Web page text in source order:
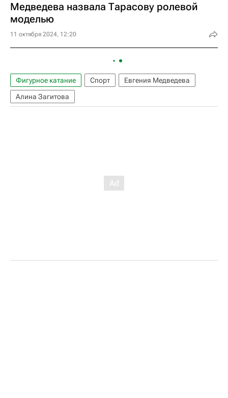
Медведева назвала Тарасову ролевой
моделью
11 октября 2024, 12:20
Фигурное катание Спорт
Евгения Медведева
Алина Загитова